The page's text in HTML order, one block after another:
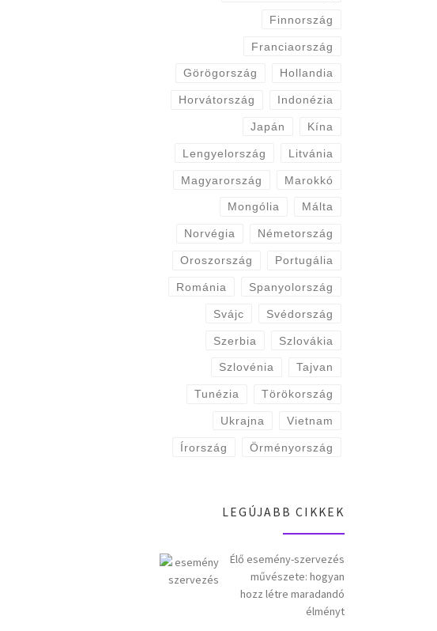
Finnország
Franciaország
Görögország Hollandia
Horvátország Indonézia
Japán Kína
Lengyelország Litvánia
Magyarország Marokkó
Mongólia Málta
Norvégia Németország
Oroszország Portugália
Románia Spanyolország
Svájc Svédország
Szerbia Szlovákia
Szlovénia Tajvan
Tunézia Törökország
Ukrajna Vietnam
Írország Örményország
LEGÚJABB CIKKEK
Élő esemény-szervezés
művészete: hogyan
hozz létre maradandó
élményt